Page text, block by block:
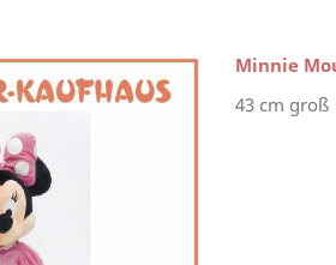
Minnie
43 cm groß